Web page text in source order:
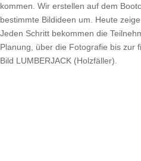
kommen. Wir erstellen auf dem
bestimmte Bildideen um. Heute
Jeden Schritt bekommen die
Planung, über die Fotografie bis zur
Bild LUMBERJACK (Holzfäller).